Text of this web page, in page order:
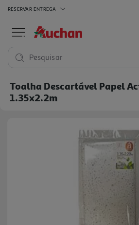
RESERVAR ENTREGA
Pesquisar
Toalha Descartável Papel
1.35x2.2m